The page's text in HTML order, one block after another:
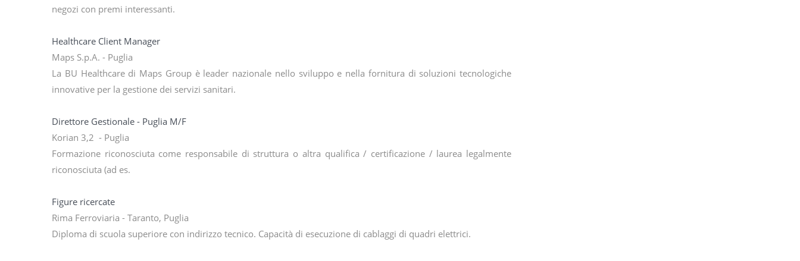
negozi con premi interessanti.
Healthcare Client Manager
Maps S.p.A. - Puglia
La BU Healthcare di Maps Group è leader nazionale nello sviluppo e nella fornitura di soluzioni tecnologiche
innovative per la gestione dei servizi sanitari.
Direttore Gestionale - Puglia M/F
Korian 3,2 - Puglia
Formazione riconosciuta come responsabile di struttura o altra qualifica / certificazione / laurea legalmente
riconosciuta (ad es.
Figure ricercate
Rima Ferroviaria - Taranto, Puglia
Diploma di scuola superiore con indirizzo tecnico. Capacità di esecuzione di cablaggi di quadri elettrici.